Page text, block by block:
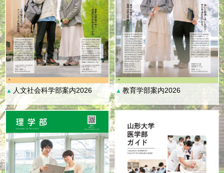
▲ 人文社会科学部案内2026 ▲ 教育学部案内2026